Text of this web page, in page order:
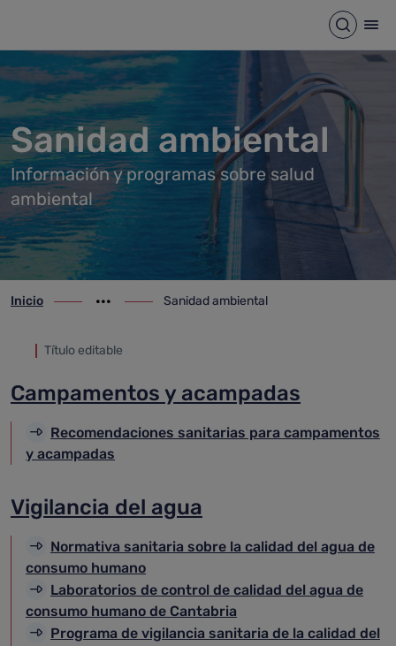
Abrir
Sanidad ambiental
Información y programas sobre salud
ambiental
ir-a inicio
Inicio
Mostrar opciones del camino de migas
ir-a Sanidad ambiental
Sanidad ambiental
Título editable
Campamentos y acampadas
Recomendaciones sanitarias para campamentos
y acampadas
Vigilancia del agua
Normativa sanitaria sobre la calidad del agua de
consumo humano
Laboratorios de control de calidad del agua de
consumo humano de Cantabria
Programa de vigilancia sanitaria de la calidad del